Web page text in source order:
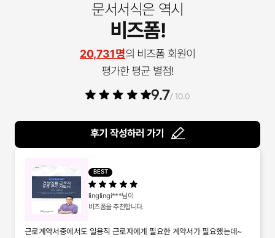
문서서식은 역시
비즈폼!
20,731명의 비즈폼 회원이
평가한 평균 별점!
9.7/ 10.0
후기 작성하러 가기
BEST
linglingi***님이
비즈폼을 추천합니다.
근로계약서중에서도 일용직 근로자에게 필요한 계약서가 필요했는데~